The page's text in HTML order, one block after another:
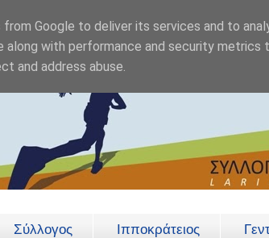
Σύλλογος Ιπποκράτειος
Google to deliver its services and to
along with performance and security
and address abuse.